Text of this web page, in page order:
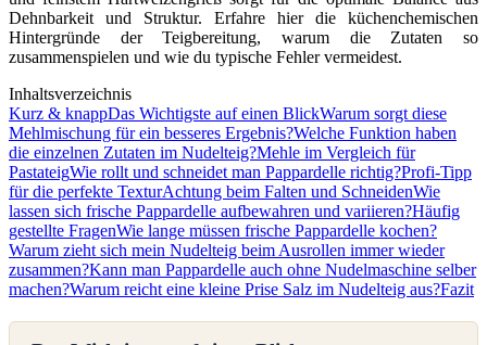
Dehnbarkeit und Struktur. Erfahre hier die küchenchemischen
Hintergründe der Teigbereitung, warum die Zutaten so
zusammenspielen und wie du typische Fehler vermeidest.
Inhaltsverzeichnis
Kurz & knappDas Wichtigste auf einen BlickWarum sorgt diese
Mehlmischung für ein besseres Ergebnis?Welche Funktion haben
die einzelnen Zutaten im Nudelteig?Mehle im Vergleich für
PastateigWie rollt und schneidet man Pappardelle richtig?Profi-Tipp
für die perfekte TexturAchtung beim Falten und SchneidenWie
lassen sich frische Pappardelle aufbewahren und variieren?Häufig
gestellte FragenWie lange müssen frische Pappardelle kochen?
Warum zieht sich mein Nudelteig beim Ausrollen immer wieder
zusammen?Kann man Pappardelle auch ohne Nudelmaschine selber
machen?Warum reicht eine kleine Prise Salz im Nudelteig aus?Fazit